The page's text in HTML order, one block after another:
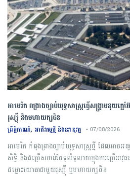
អាមេរិក​ ពង្រាងច្បាប់​យុទ្ធសាស្ត្រ​ធ្វើ​សង្គ្រាម​នុយក្ល
រុស្ស៊ី និងមហាយក្សចិន
ព្រឹត្តិការណ៍, អាជីវកម្មថ្មី និងនវានុវត្ត • 07/08/2026
អាមេរិក កំពុង​ព្រាងច្បាប់​យុទ្ធសាស្ត្រ​ថ្មី​ ដែលអាចអ
សិទ្ធិ និងជម្រើស​កាន់តែ​ទូលំទូលាយ​ក្នុង​ការប្រើអាវុ
ជម្លោះ​យោធា​ជាមួយ​រុស្ស៊ី ​ឬ​មហាយក្សចិន